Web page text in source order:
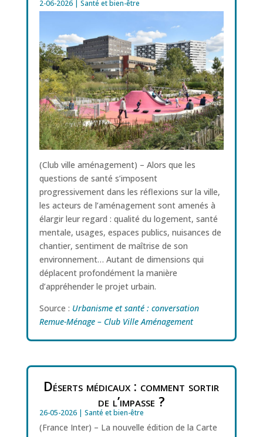
2-06-2026| Santé et bien-être
(Club ville aménagement) – Alors que les
questions de santé s’imposent
progressivement dans les réflexions sur la ville,
les acteurs de l’aménagement sont amenés à
élargir leur regard : qualité du logement, santé
mentale, usages, espaces publics, nuisances de
chantier, sentiment de maîtrise de son
environnement… Autant de dimensions qui
déplacent profondément la manière
d’appréhender le projet urbain.
Source : Urbanisme et santé : conversation
Remue-Ménage – Club Ville Aménagement
Déserts médicaux : comment sortir
de l’impasse ?
26-05-2026| Santé et bien-être
(France Inter) – La nouvelle édition de la Carte